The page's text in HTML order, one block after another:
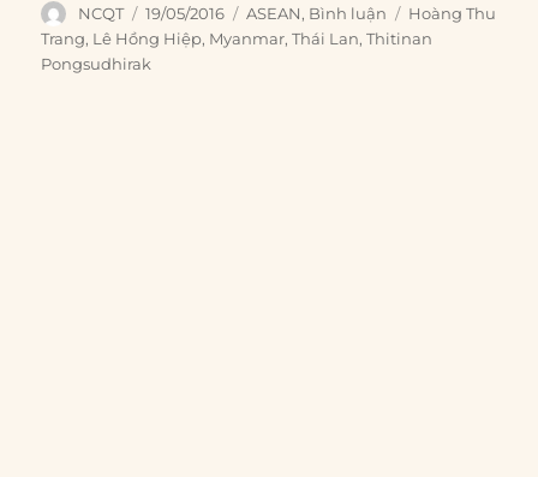
Author
NCQT
Posted
on
19/05/2016 Categories
ASEAN, Bình luận Tags
Hoàng Thu
Trang, Lê Hồng Hiệp, Myanmar,Thái Lan,Thitinan
Pongsudhirak